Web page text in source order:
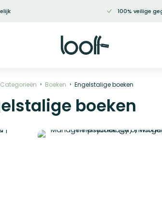
100% veilige
Categorieën Boeken Engelstalige boeken
boeken